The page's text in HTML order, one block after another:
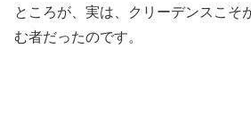
ところが、実は、クリーデンスこそ
む者だったのです。